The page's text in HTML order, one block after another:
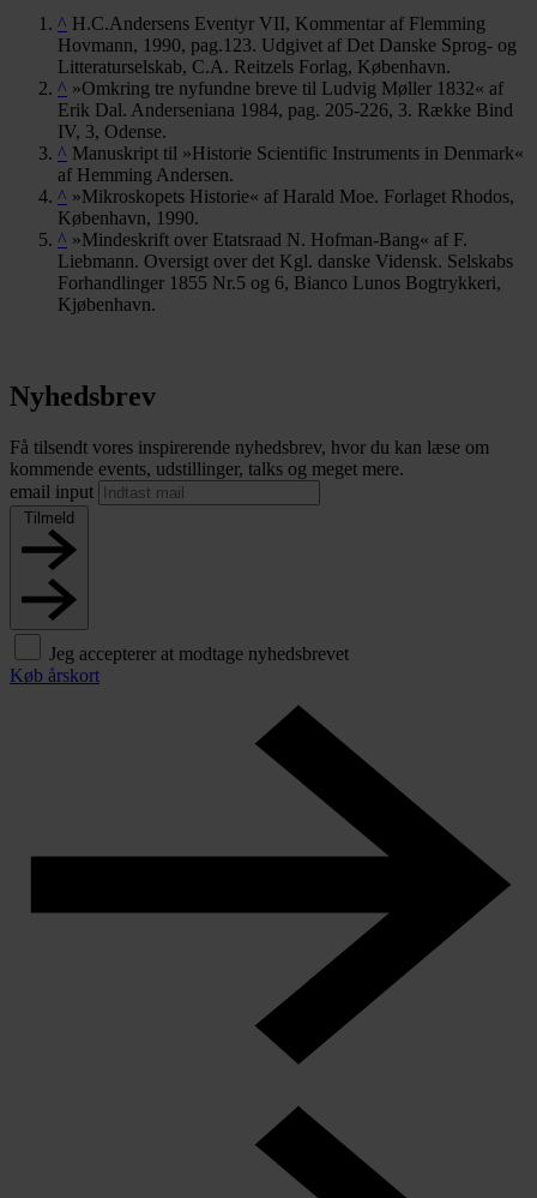
^ H.C.Andersens Eventyr VII, Kommentar af Flemming
Hovmann, 1990, pag.123. Udgivet af Det Danske Sprog- og
Litteraturselskab, C.A. Reitzels Forlag, København.
^ »Omkring tre nyfundne breve til Ludvig Møller 1832« af
Erik Dal. Anderseniana 1984, pag. 205-226, 3. Række Bind
IV, 3, Odense.
^ Manuskript til »Historie Scientific Instruments in Denmark«
af Hemming Andersen.
^ »Mikroskopets Historie« af Harald Moe. Forlaget Rhodos,
København, 1990.
^ »Mindeskrift over Etatsraad N. Hofman-Bang« af F.
Liebmann. Oversigt over det Kgl. danske Vidensk. Selskabs
Forhandlinger 1855 Nr.5 og 6, Bianco Lunos Bogtrykkeri,
Kjøbenhavn.
Nyhedsbrev
Få tilsendt vores inspirerende nyhedsbrev, hvor du kan læse om
kommende events, udstillinger, talks og meget mere.
email input
Tilmeld
Jeg accepterer at modtage nyhedsbrevet
Køb årskort